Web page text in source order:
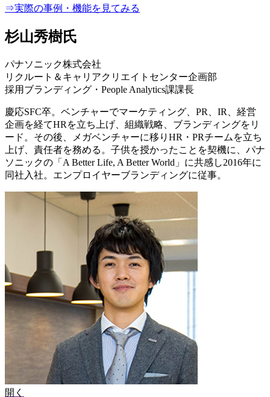
⇒実際の事例・機能を見てみる
杉山秀樹氏
パナソニック株式会社
リクルート＆キャリアクリエイトセンター企画部
採用ブランディング・People Analytics課課長
慶応SFC卒。ベンチャーでマーケティング、PR、IR、経営
企画を経てHRを立ち上げ、組織戦略、ブランディングをリ
ード。その後、メガベンチャーに移りHR・PRチームを立ち
上げ、責任者を務める。子供を授かったことを契機に、パナ
ソニックの「A Better Life, A Better World」に共感し2016年に
同社入社。エンプロイヤーブランディングに従事。
開く